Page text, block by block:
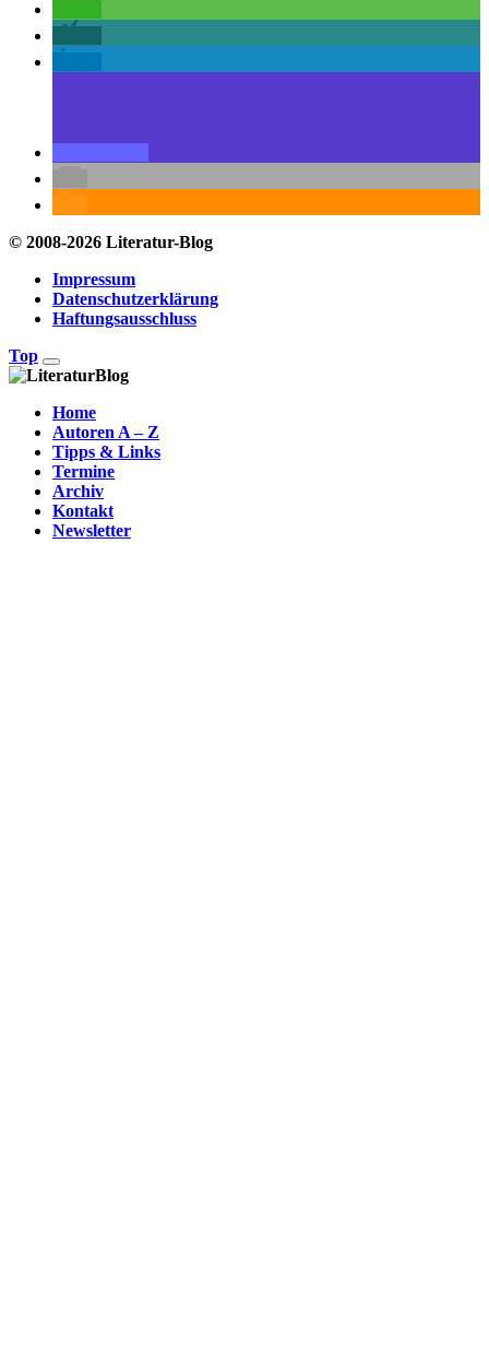
© 2008-2026 Literatur-Blog
Impressum
Datenschutzerklärung
Haftungsausschluss
Top
Home
Autoren A – Z
Tipps & Links
Termine
Archiv
Kontakt
Newsletter